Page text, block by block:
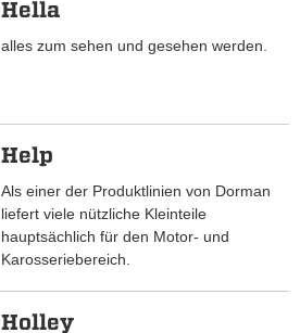
Hella
alles zum sehen und gesehen werden.
Help
Als einer der Produktlinien von Dorman
liefert viele nützliche Kleinteile
hauptsächlich für den Motor- und
Karosseriebereich.
Holley